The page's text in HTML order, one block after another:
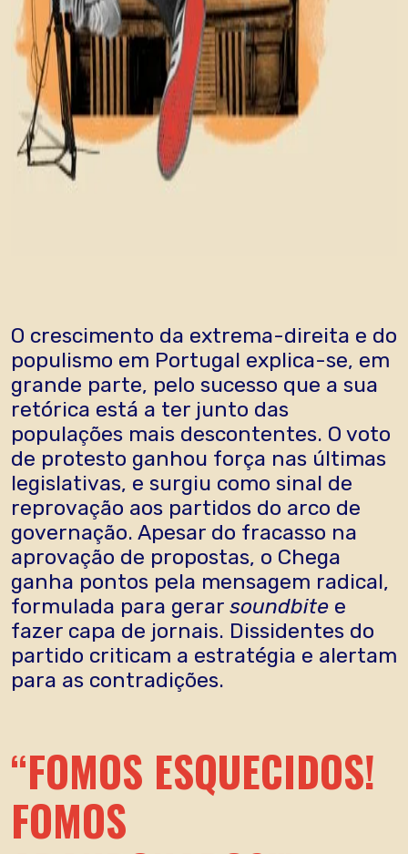
O crescimento da extrema-direita e do
populismo em Portugal explica-se, em
grande parte, pelo sucesso que a sua
retórica está a ter junto das
populações mais descontentes. O voto
de protesto ganhou força nas últimas
legislativas, e surgiu como sinal de
reprovação aos partidos do arco de
governação. Apesar do fracasso na
aprovação de propostas, o Chega
ganha pontos pela mensagem radical,
formulada para gerar soundbite e
fazer capa de jornais. Dissidentes do
partido criticam a estratégia e alertam
para as contradições.
“FOMOS ESQUECIDOS!
FOMOS